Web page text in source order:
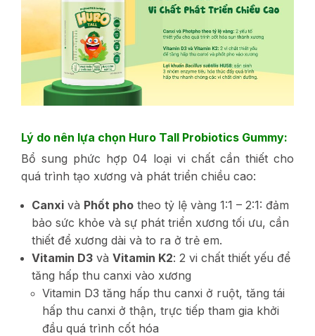
Lý do nên lựa chọn Huro Tall Probiotics Gummy:
Bổ sung phức hợp 04 loại vi chất cần thiết cho
quá trình tạo xương và phát triển chiều cao:
Canxi và Phốt pho theo tỷ lệ vàng 1:1 – 2:1: đảm
bảo sức khỏe và sự phát triển xương tối ưu, cần
thiết để xương dài và to ra ở trẻ em.
Vitamin D3 và Vitamin K2: 2 vi chất thiết yếu để
tăng hấp thu canxi vào xương
Vitamin D3 tăng hấp thu canxi ở ruột, tăng tái
hấp thu canxi ở thận, trực tiếp tham gia khởi
đầu quá trình cốt hóa